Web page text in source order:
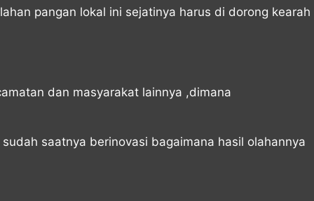
pangan lokal ini sejatinya harus di dorong kearah
dan masyarakat lainnya ,dimana
saatnya berinovasi bagaimana hasil olahannya